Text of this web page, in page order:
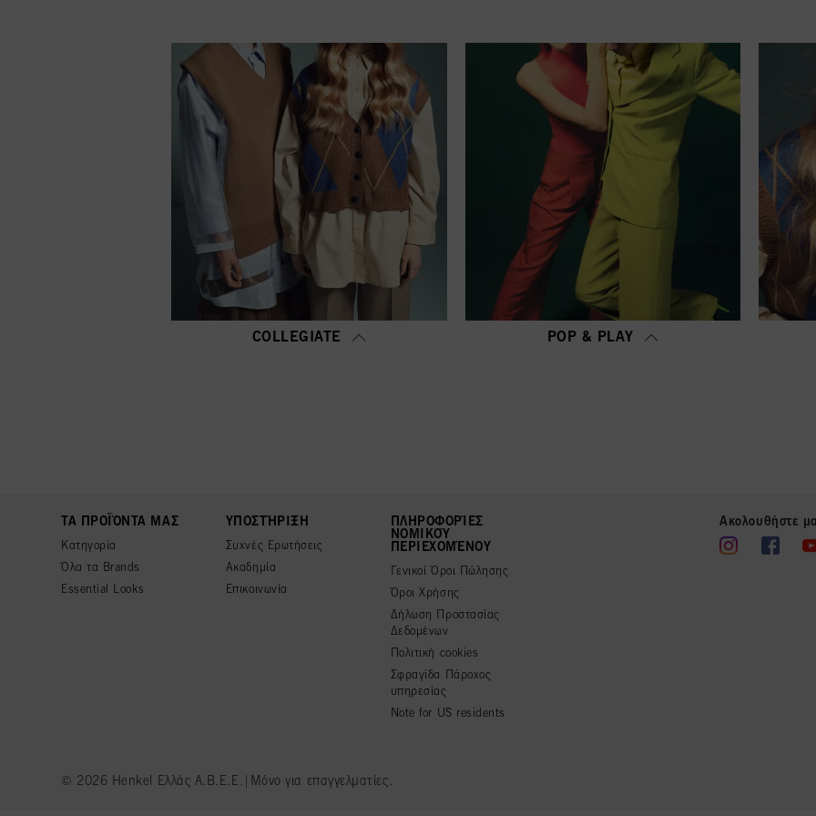
COLLEGIATE POP & PLAY
ΤΑ ΠΡΟΪΌΝΤΑ ΜΑΣ
Κατηγορία
Όλα τα Brands
Essential Looks
ΥΠΟΣΤΉΡΙΞΗ
Συχνές Ερωτήσεις
Ακαδημία
Επικοινωνία
ΠΛΗΡΟΦΟΡΊΕΣ
ΝΟΜΙΚΟΎ
ΠΕΡΙΕΧΟΜΈΝΟΥ
Γενικοί Όροι Πώλησης
Όροι Χρήσης
Δήλωση Προστασίας
Δεδομένων
Πολιτική cookies
Σφραγίδα Πάροχος
υπηρεσίας
Note for US residents
Ακολουθήστε
© 2026 Henkel Ελλάς Α.Β.Ε.Ε.|Μόνο για επαγγελματίες.
όλων", συμφωνείτε με τη χρήση των cookies καθώς και με την επεξεργασία των προσωπικών σας δεδομένων για
αναφέρονται παραπάνω. Εάν κάνετε κλικ στην επιλογή "Απόρριψη", θα χρησιμοποιηθούν μόνο τα cookies που είναι
παροχή της παρούσας ιστοσελίδας.
Πληροφορίες για τα cookies